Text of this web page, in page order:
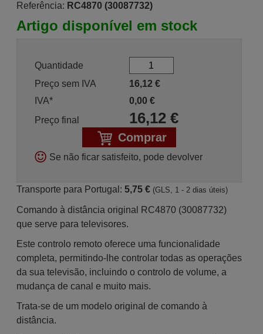
Referência: RC4870 (30087732)
Artigo disponível em stock
Quantidade
Preço sem IVA
16,12 €
IVA*
0,00 €
Preço final
16,12€
Comprar
Se não ficar satisfeito, pode devolver
Transporte para Portugal: 5,75 € (GLS, 1 - 2 dias úteis)
Comando à distância original RC4870 (30087732)
que serve para televisores.
Este controlo remoto oferece uma funcionalidade
completa, permitindo-lhe controlar todas as operações
da sua televisão, incluindo o controlo de volume, a
mudança de canal e muito mais.
Trata-se de um modelo original de comando à
distância.